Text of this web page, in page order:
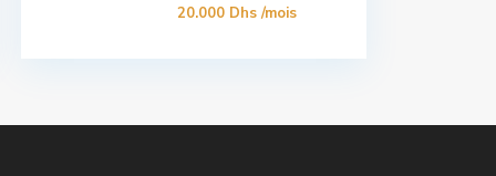
20.000 Dhs/mois